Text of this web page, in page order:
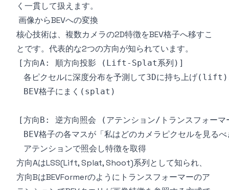
く一貫して扱えます。
画像からBEVへの変換
核心技術は、複数カメラの2D特徴をBEV格子へ移すこ
とです。代表的な2つの方向が知られています。
方向AはLSS(Lift, Splat, Shoot)系列として知られ、
方向BはBEVFormerのようにトランスフォーマーのア